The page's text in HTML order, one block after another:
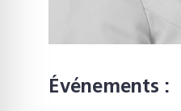
Événements :